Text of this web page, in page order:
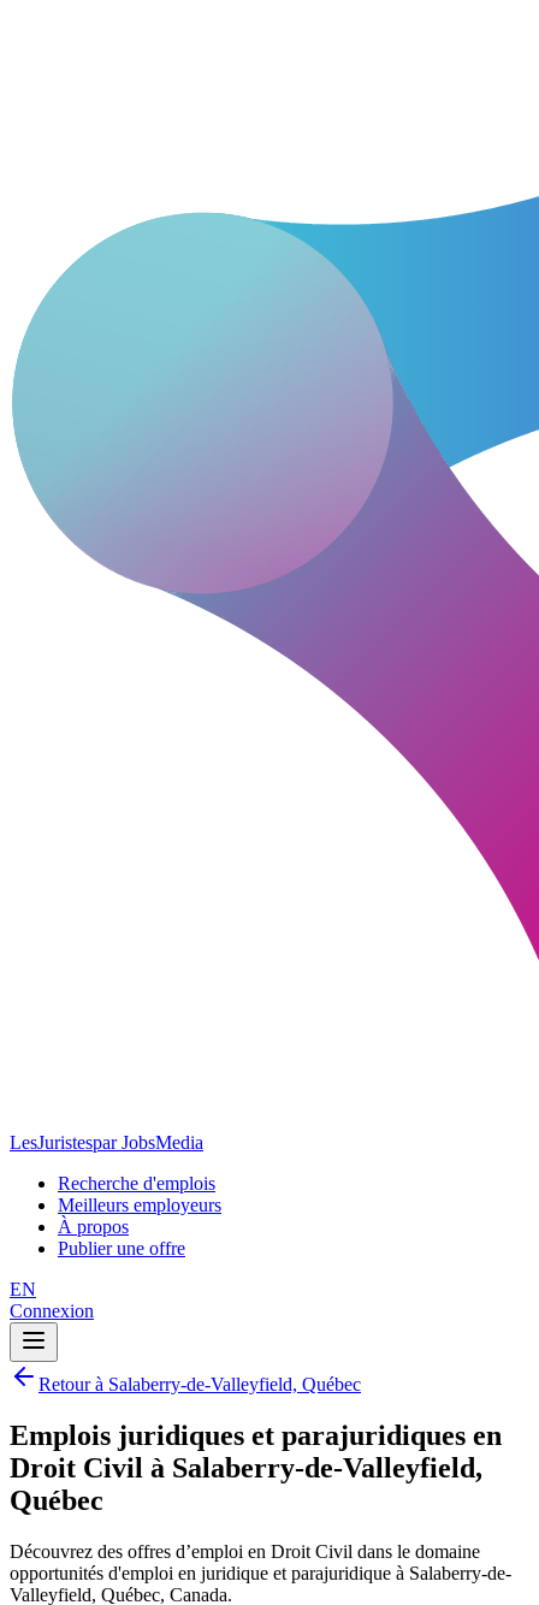
LesJuristespar JobsMedia
Recherche d'emplois
Meilleurs employeurs
À propos
Publier une offre
EN
Connexion
Retour à Salaberry-de-Valleyfield, Québec
Emplois juridiques et parajuridiques en
Droit Civil à Salaberry-de-Valleyfield,
Québec
Découvrez des offres d’emploi en Droit Civil dans le domaine
opportunités d'emploi en juridique et parajuridique à Salaberry-de-
Valleyfield, Québec, Canada.